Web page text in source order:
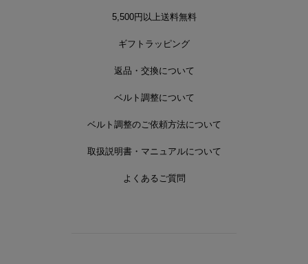
5,500円以上送料無料
ギフトラッピング
返品・交換について
ベルト調整について
ベルト調整のご依頼方法について
取扱説明書・マニュアルについて
よくあるご質問